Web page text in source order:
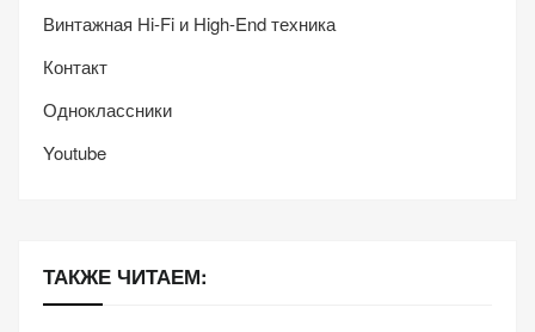
Винтажная Hi-Fi и High-End техника
Контакт
Одноклассники
Youtube
ТАКЖЕ ЧИТАЕМ: